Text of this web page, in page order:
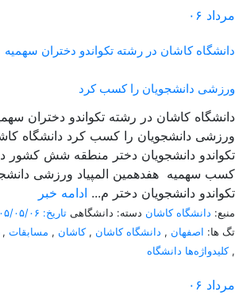
۰۶ مرداد
دانشگاه کاشان در رشته تکواندو دختران سهمیه
ورزشی دانشجویان را کسب کرد
دانشگاه کاشان در رشته تکواندو دختران
ورزشی دانشجویان را کسب کرد دانشگاه
تکواندو دانشجویان دختر منطقه شش
کسب سهمیه هفدهمین المپیاد ورزشی
تکواندو دانشجویان دختر م... ادامه خبر
منبع: دانشگاه کاشان دسته: دانشگاهی تاریخ: ۱۴۰۵/۰۵/۰۶
تگ ها: اصفهان , دانشگاه کاشان ,کاشان , مسابقات ,
کلیدواژه‌ها دانشگاه,
۰۶ مرداد